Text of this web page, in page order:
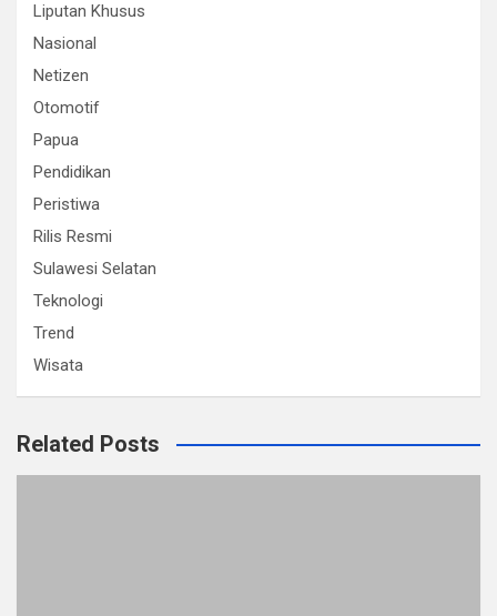
Liputan Khusus
Nasional
Netizen
Otomotif
Papua
Pendidikan
Peristiwa
Rilis Resmi
Sulawesi Selatan
Teknologi
Trend
Wisata
Related Posts